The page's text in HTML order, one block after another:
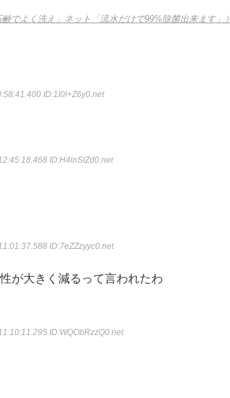
鹸でよく洗え」ネット「流水だけで99%除菌出来ます」）
ID:1I0l+Z6y0.net
ID:H4inSIZd0.net
ID:7eZZzyyc0.net
が大きく減るって言われたわ
ID:WQObRzzQ0.net